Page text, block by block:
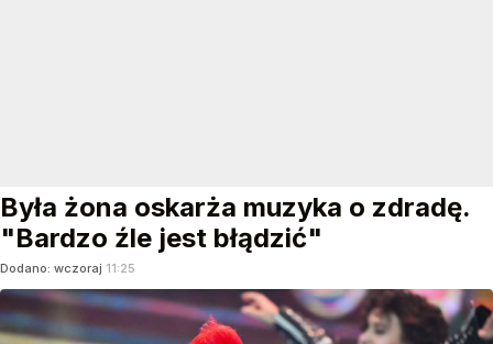
Była żona oskarża muzyka o zdradę.
"Bardzo źle jest błądzić"
Dodano: wczoraj 11:25